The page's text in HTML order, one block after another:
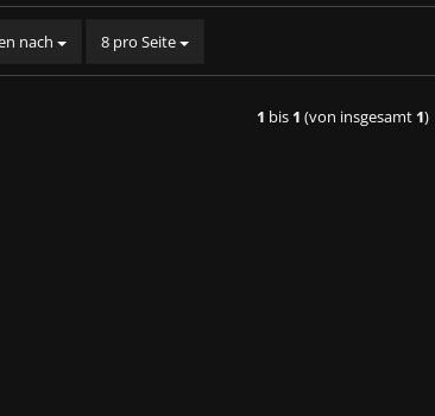
nach 8 pro Seite
1 bis 1 (von insgesamt 1)